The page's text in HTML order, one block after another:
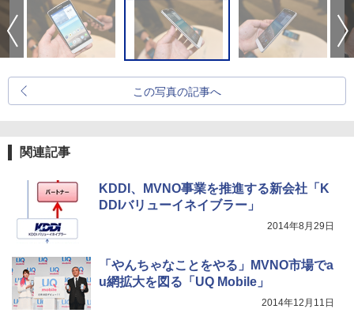
この写真の記事へ
関連記事
KDDI、MVNO事業を推進する新会社「K
DDIバリューイネイブラー」
2014年8月29日
「やんちゃなことをやる」MVNO市場でa
u網拡大を図る「UQ Mobile」
2014年12月11日